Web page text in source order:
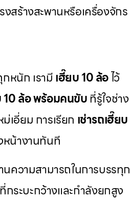
สร้างสะพานหรือเครื่องจักร
หนัก เรามีเฮี๊ยบ 10 ล้อไว้
10 ล้อ พร้อมคนขับที่รู้ใจช่าง
เอี่ยม การเรียก เช่ารถเฮี๊ยบ
น้างานทันที
ความสามารถในการบรรทุก
ระบะกว้างและกำลังยกสูง